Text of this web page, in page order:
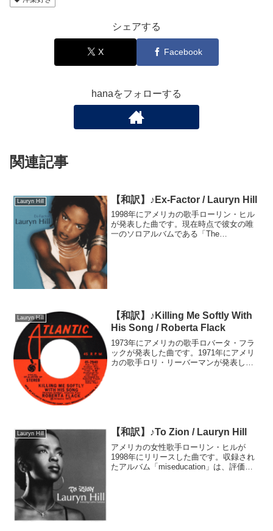
シェアする
X Facebook
hanaをフォローする
関連記事
Lauryn Hill 【和訳】♪Ex-Factor / Lauryn Hill
1998年にアメリカの歌手ローリン・ヒル
が発表した曲です。現在時点で彼女の唯
一のソロアルバムである「The
Lauryn Hill
【和訳】♪Killing Me Softly With
His Song / Roberta Flack
1973年にアメリカの歌手ロバータ・フラ
ックが発表した曲です。1971年にアメリ
カの歌手ロリ・リーバーマンが発表した
Lauryn Hill 【和訳】♪To Zion / Lauryn Hill
アメリカの女性歌手ローリン・ヒルが
1998年にリリースした曲です。収録され
たアルバム「miseducation」は、評価と